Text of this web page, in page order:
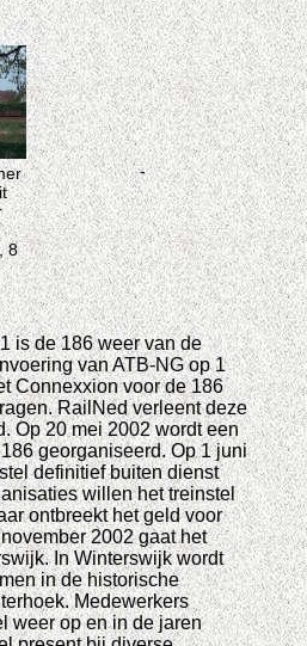
8
-
is de 186 weer van de
van ATB-NG op 1
Connexxion voor de 186
RailNed verleent deze
Op 20 mei 2002 wordt een
georganiseerd. Op 1 juni
definitief buiten dienst
willen het treinstel
ontbreekt het geld voor
2002 gaat het
In Winterswijk wordt
in de historische
Medewerkers
weer op en in de jaren